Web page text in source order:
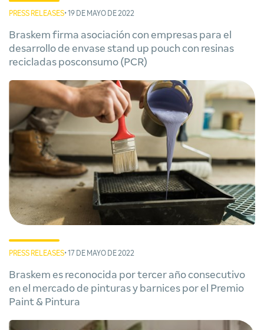
PRESS RELEASES• 19 DE MAYO DE 2022
Braskem firma asociación con empresas para el
desarrollo de envase stand up pouch con resinas
recicladas posconsumo (PCR)
PRESS RELEASES• 17 DE MAYO DE 2022
Braskem es reconocida por tercer año consecutivo
en el mercado de pinturas y barnices por el Premio
Paint & Pintura